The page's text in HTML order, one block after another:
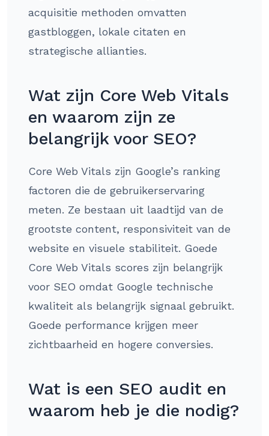
acquisitie methoden omvatten
gastbloggen, lokale citaten en
strategische allianties.
Wat zijn Core Web Vitals
en waarom zijn ze
belangrijk voor SEO?
Core Web Vitals zijn Google’s ranking
factoren die de gebruikerservaring
meten. Ze bestaan uit laadtijd van de
grootste content, responsiviteit van de
website en visuele stabiliteit. Goede
Core Web Vitals scores zijn belangrijk
voor SEO omdat Google technische
kwaliteit als belangrijk signaal gebruikt.
Goede performance krijgen meer
zichtbaarheid en hogere conversies.
Wat is een SEO audit en
waarom heb je die nodig?